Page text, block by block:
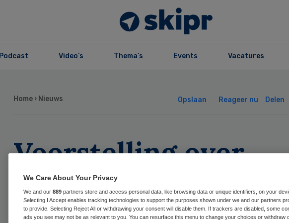
Podcast Video’s Thema’s Events Vacatures
Home › Nieuws Opslaan Reageer nu Delen
Voorstelling over
ouderenzorg
inspireert
We Care About Your Privacy
We and our 889 partners store and access personal data, like browsing data or unique identifiers, on your
Selecting I Accept enables tracking technologies to support the purposes shown under we and our partners
to provide. Selecting Reject All or withdrawing your consent will disable them. If trackers are disabled, some
ads you see may not be as relevant to you. You can resurface this menu to change your choices or withdraw